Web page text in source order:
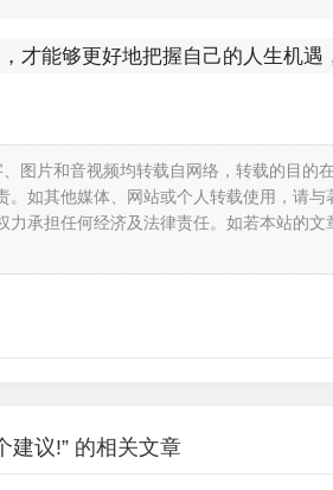
才能够更好地把握自己的人生机遇
图片和音视频均转载自网络，转载的目的
。如其他媒体、网站或个人转载使用，请
力承担任何经济及法律责任。如若本站的
建议!” 的相关文章